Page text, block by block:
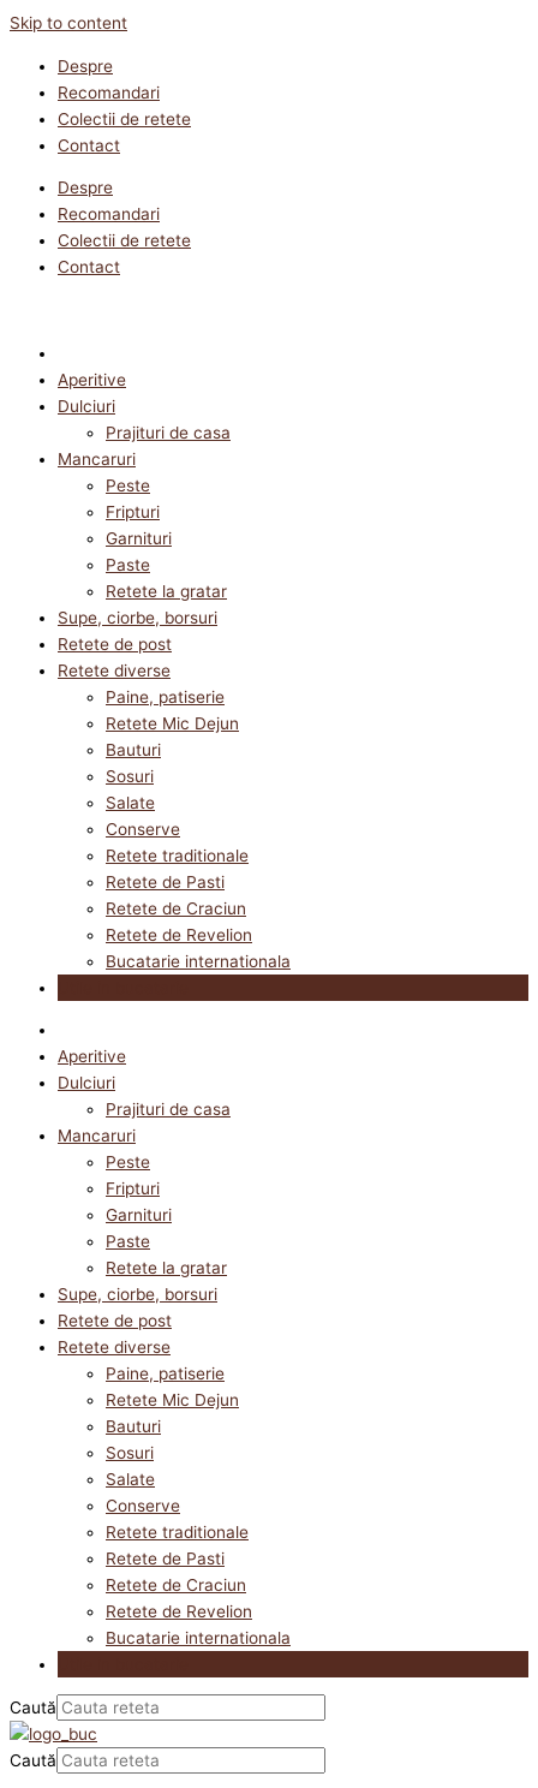
Skip to content
Despre
Recomandari
Colectii de retete
Contact
Despre
Recomandari
Colectii de retete
Contact
Aperitive
Dulciuri
Prajituri de casa
Mancaruri
Peste
Fripturi
Garnituri
Paste
Retete la gratar
Supe, ciorbe, borsuri
Retete de post
Retete diverse
Paine, patiserie
Retete Mic Dejun
Bauturi
Sosuri
Salate
Conserve
Retete traditionale
Retete de Pasti
Retete de Craciun
Retete de Revelion
Bucatarie internationala
Aperitive
Dulciuri
Prajituri de casa
Mancaruri
Peste
Fripturi
Garnituri
Paste
Retete la gratar
Supe, ciorbe, borsuri
Retete de post
Retete diverse
Paine, patiserie
Retete Mic Dejun
Bauturi
Sosuri
Salate
Conserve
Retete traditionale
Retete de Pasti
Retete de Craciun
Retete de Revelion
Bucatarie internationala
Caută
Caută